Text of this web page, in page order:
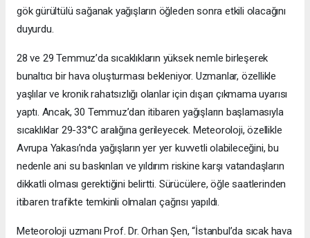
gök gürültülü sağanak yağışların öğleden sonra etkili olacağını
duyurdu.
28 ve 29 Temmuz’da sıcaklıkların yüksek nemle birleşerek
bunaltıcı bir hava oluşturması bekleniyor. Uzmanlar, özellikle
yaşlılar ve kronik rahatsızlığı olanlar için dışarı çıkmama uyarısı
yaptı. Ancak, 30 Temmuz’dan itibaren yağışların başlamasıyla
sıcaklıklar 29-33°C aralığına gerileyecek. Meteoroloji, özellikle
Avrupa Yakası’nda yağışların yer yer kuvvetli olabileceğini, bu
nedenle ani su baskınları ve yıldırım riskine karşı vatandaşların
dikkatli olması gerektiğini belirtti. Sürücülere, öğle saatlerinden
itibaren trafikte temkinli olmaları çağrısı yapıldı.
Meteoroloji uzmanı Prof. Dr. Orhan Şen, “İstanbul’da sıcak hava